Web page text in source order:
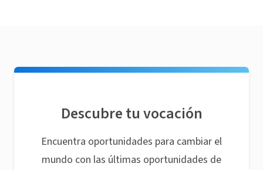
Descubre tu vocación
Encuentra oportunidades para cambiar el
mundo con las últimas oportunidades de